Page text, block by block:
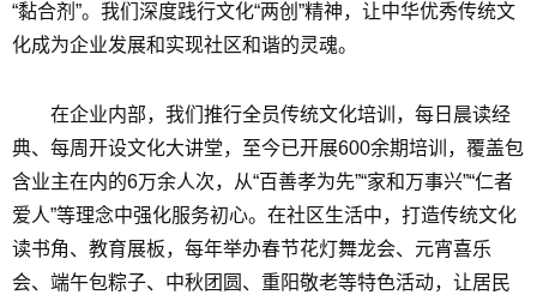
“黏合剂”。我们深度践行文化“两创”精神，让中华优秀传统文
化成为企业发展和实现社区和谐的灵魂。
在企业内部，我们推行全员传统文化培训，每日晨读经
典、每周开设文化大讲堂，至今已开展600余期培训，覆盖包
含业主在内的6万余人次，从“百善孝为先”“家和万事兴”“仁者
爱人”等理念中强化服务初心。在社区生活中，打造传统文化
读书角、教育展板，每年举办春节花灯舞龙会、元宵喜乐
会、端午包粽子、中秋团圆、重阳敬老等特色活动，让居民